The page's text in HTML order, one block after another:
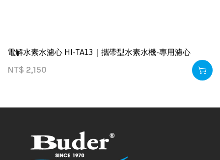
電解水素水濾心 HI-TA13｜攜帶型水素水機-專用濾心
NT$ 2,150